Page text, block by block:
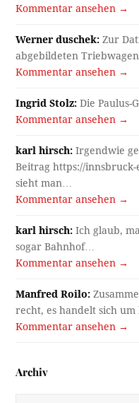
Kommentar ansehen →
Werner duschek: Zur
abgebildeten
Kommentar ansehen →
Ingrid Stolz: Die Paulus-
Kommentar ansehen →
karl hirsch: Irgendwie
Beitrag https://
sieht man…
Kommentar ansehen →
karl hirsch: Ich glaub,
sogar Bahnhof…
Kommentar ansehen →
Manfred Roilo:
recht, es handelt sich um
Kommentar ansehen →
Archiv